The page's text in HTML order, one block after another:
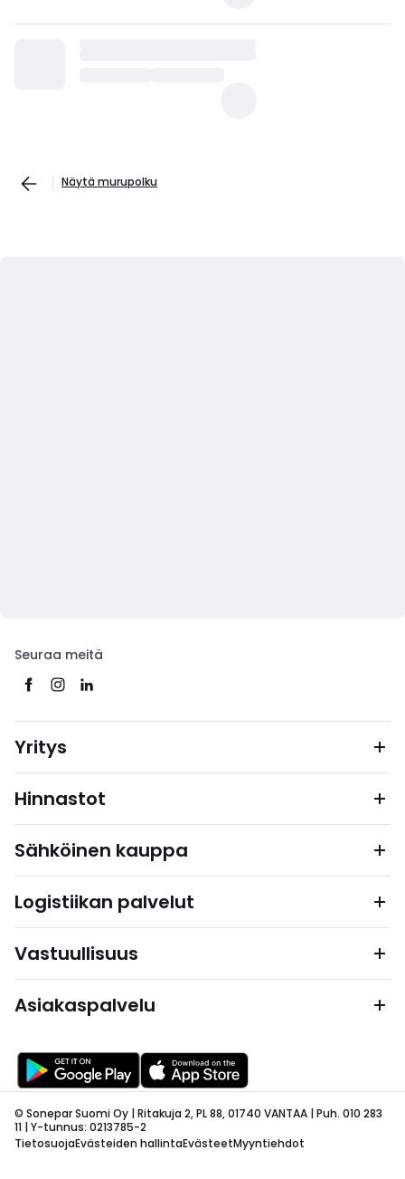
Näytä murupolku
Seuraa meitä
Yritys
Hinnastot
Sähköinen kauppa
Logistiikan palvelut
Vastuullisuus
Asiakaspalvelu
© Sonepar Suomi Oy | Ritakuja 2, PL 88, 01740 VANTAA | Puh. 010 283
11 | Y-tunnus: 0213785-2
TietosuojaEvästeiden hallintaEvästeetMyyntiehdot